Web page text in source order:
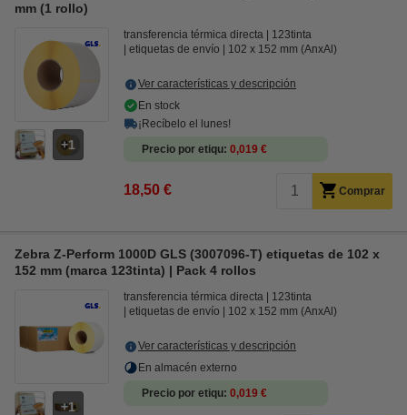
mm (1 rollo)
1
transferencia térmica directa
123tinta
etiquetas de envío
102 x 152 mm (AnxAl)
Ver características y descripción
En stock
¡Recíbelo el lunes!
Precio por etiqu 0,019 €
18,50 € Comprar
Zebra Z-Perform 1000D GLS (3007096-T) etiquetas de 102 x
152 mm (marca 123tinta) | Pack 4 rollos
1
transferencia térmica directa
123tinta
etiquetas de envío
102 x 152 mm (AnxAl)
Ver características y descripción
En almacén externo
Precio por etiqu 0,019 €